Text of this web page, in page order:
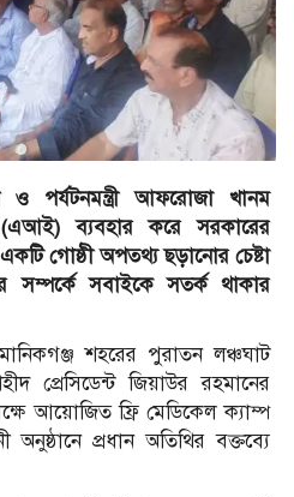
ও পর্যটনমন্ত্রী আফরোজা খানম
(এআই) ব্যবহার করে সরকারের
একটি গোষ্ঠী অপতথ্য ছড়ানোর চেষ্টা
সম্পর্কে সবাইকে সতর্ক থাকার
শহরের পুরাতন লঞ্চঘাট
প্রেসিডেন্ট জিয়াউর রহমানের
আয়োজিত ফ্রি মেডিকেল ক্যাম্প
অনুষ্ঠানে প্রধান অতিথির বক্তব্যে